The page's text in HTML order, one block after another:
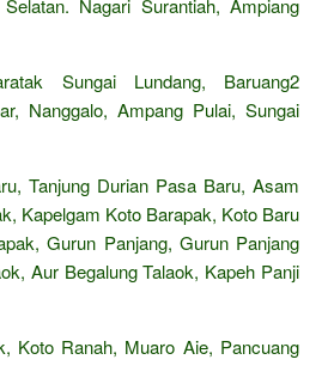
Nagari Surantiah, Ampiang
Sungai Lundang, Baruang2
Nanggalo, Ampang Pulai, Sungai
Tanjung Durian Pasa Baru, Asam
Kapelgam Koto Barapak, Koto Baru
Gurun Panjang, Gurun Panjang
Aur Begalung Talaok, Kapeh Panji
Koto Ranah, Muaro Aie, Pancuang